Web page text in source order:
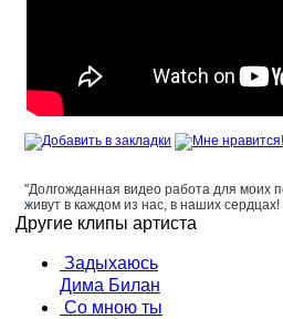
"Долгожданная видео работа для моих
живут в каждом из нас, в наших
Другие клипы артиста
Задыхаюсь
Дима Билан
Со мною ты